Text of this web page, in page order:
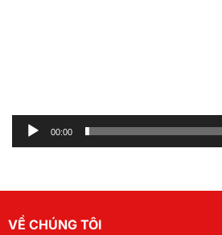
00:00
VỀ CHÚNG TÔI